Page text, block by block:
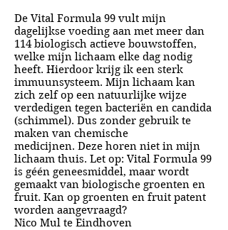
De Vital Formula 99 vult mijn
dagelijkse voeding aan met meer dan
114 biologisch actieve bouwstoffen,
welke mijn lichaam elke dag nodig
heeft. Hierdoor krijg ik een sterk
immuunsysteem. Mijn lichaam kan
zich zelf op een natuurlijke wijze
verdedigen tegen bacteriën en candida
(schimmel). Dus zonder gebruik te
maken van chemische
medicijnen. Deze horen niet in mijn
lichaam thuis. Let op: Vital Formula 99
is géén geneesmiddel, maar wordt
gemaakt van biologische groenten en
fruit. Kan op groenten en fruit patent
worden aangevraagd?
Nico Mul te Eindhoven